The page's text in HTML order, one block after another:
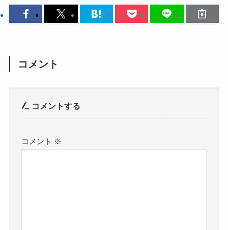
コメント
コメントする
コメント ※